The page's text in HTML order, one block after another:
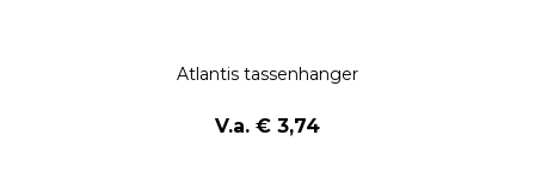
Atlantis tassenhanger
V.a. € 3,74